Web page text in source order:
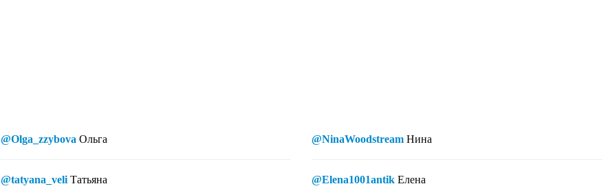
@Olga_zzybova Ольга
@tatyana_veli Татьяна
@NinaWoodstream Нина
@Elena1001antik Елена